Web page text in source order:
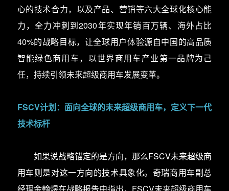
心的技术合力，以及产品、营销等六大全球化核心能
力，全力冲刺到2030年实现年销百万辆、海外占比
40%的战略目标，让全球用户体验源自中国的高品质
智能绿色商用车，以世界商用车产业第一品牌为己
任，持续引领未来超级商用车发展变革。
FSCV计划：面向全球的未来超级商用车，定义下一代
技术标杆
如果说战略锚定的是方向，那么FSCV未来超级商
用车则是对这一方向的技术具象化。奇瑞商用车副总
经理金翰煜在战略报告中指出，FSCV未来超级商用车